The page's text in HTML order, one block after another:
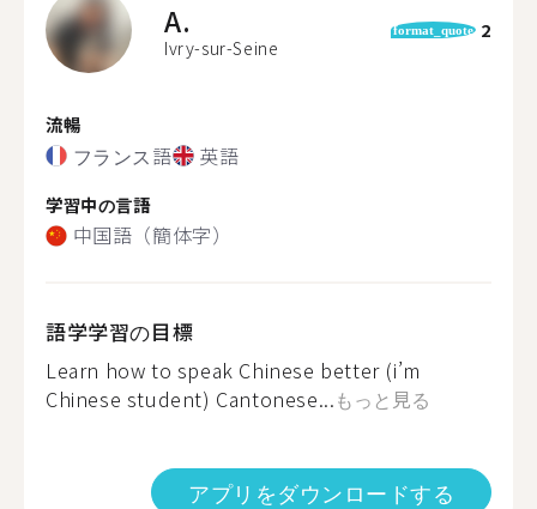
A.
Ivry-sur-Seine
format_quote 2
流暢
フランス語 英語
学習中の言語
中国語（簡体字）
語学学習の目標
Learn how to speak Chinese better (i’m
Chinese student) Cantonese...もっと見る
アプリをダウンロードする